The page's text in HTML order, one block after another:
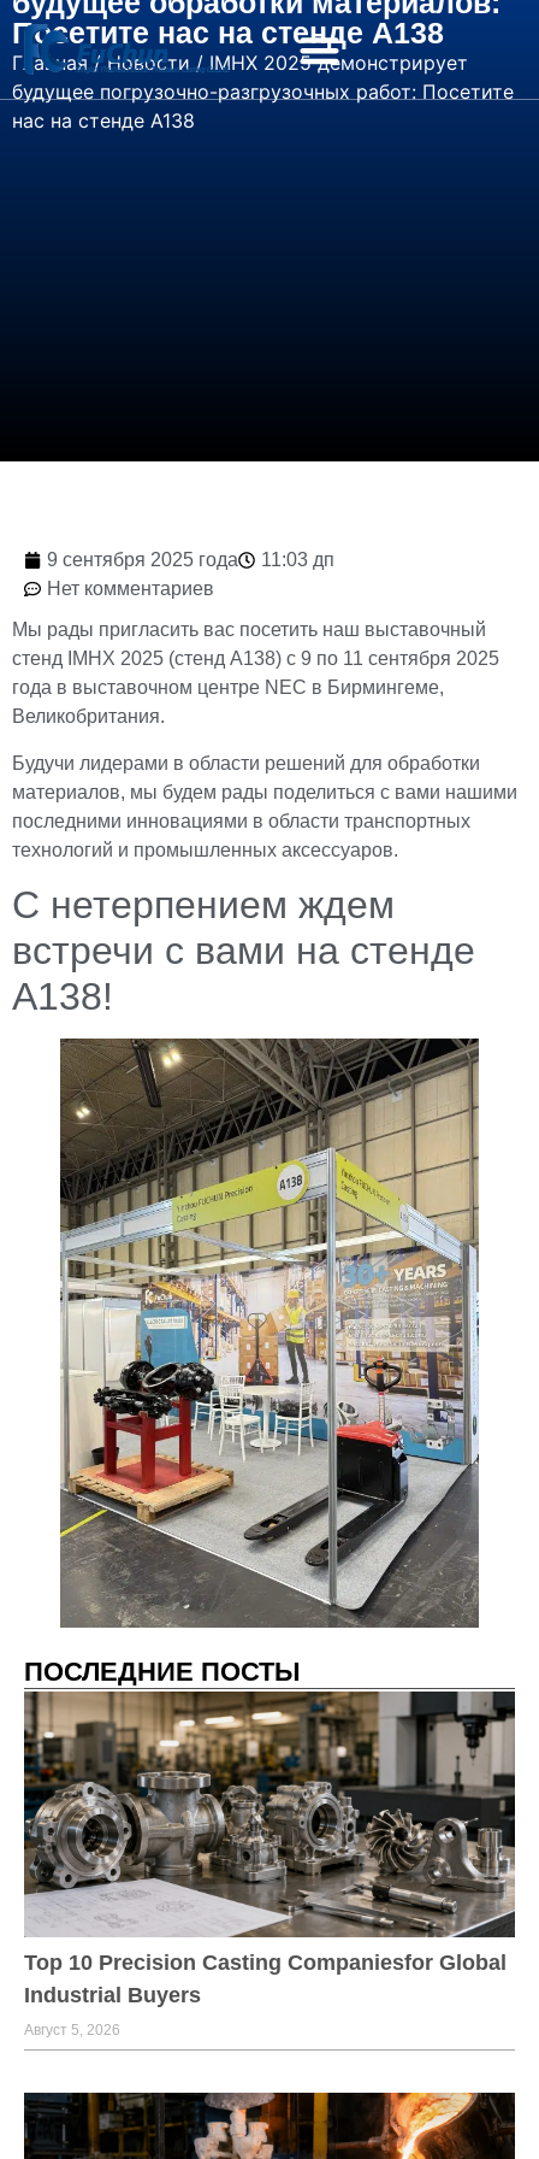
Посетите нас на стенде A138
Главная/Новости/ IMHX 2025 демонстрирует
будущее погрузочно-разгрузочных работ: Посетите
нас на стенде A138
9 сентября 2025 года
11:03 дп
Нет комментариев
Мы рады пригласить вас посетить наш выставочный
стенд IMHX 2025 (стенд A138) с 9 по 11 сентября 2025
года в выставочном центре NEC в Бирмингеме,
Великобритания.
Будучи лидерами в области решений для обработки
материалов, мы будем рады поделиться с вами нашими
последними инновациями в области транспортных
технологий и промышленных аксессуаров.
С нетерпением ждем
встречи с вами на стенде
A138!
ПОСЛЕДНИЕ ПОСТЫ
Top 10 Precision Casting Companiesfor Global
Industrial Buyers
Август 5, 2026